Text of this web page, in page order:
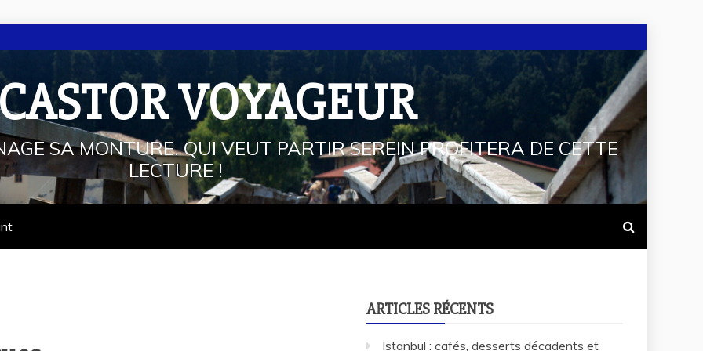
VOYAGEUR
SA MONTURE. QUI VEUT PARTIR SEREIN PROFITERA DE CETTE
LECTURE !
ARTICLES RÉCENTS
Istanbul : cafés, desserts décadents et